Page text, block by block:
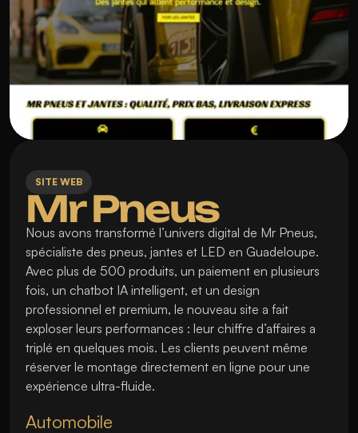
SITE WEB
Mr Pneus
Nous avons transformé l’univers digital de Mr Pneus,
spécialiste des pneus, jantes et LED en Guadeloupe.
Avec plus de 500 produits, un paiement en plusieurs
fois, un chatbot IA intelligent, et un design
professionnel et premium, le nouveau site a fait
exploser leurs performances : leur chiffre d’affaires a
triplé en quelques mois. Les clients peuvent même
réserver le montage directement en ligne pour une
expérience ultra-fluide.
Automobile